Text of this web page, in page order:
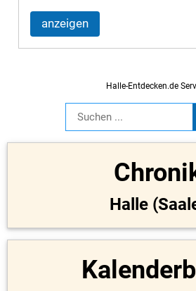
anzeigen
Halle-Entdecken.de
Halle